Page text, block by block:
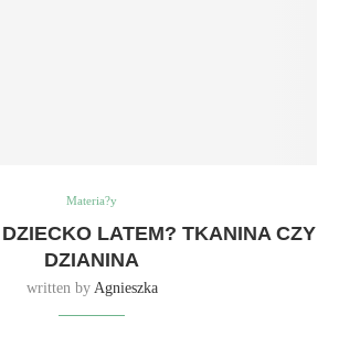
Materia?y
LATEM? TKANINA CZY
DZIANINA
written by Agnieszka